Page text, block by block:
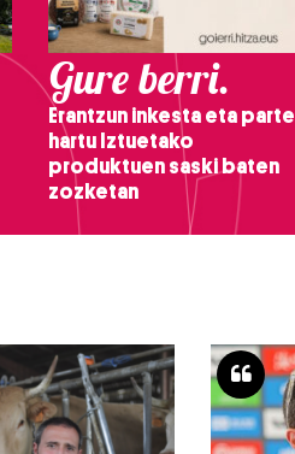
Gure berri.
Erantzun inkesta eta parte
hartu Iztuetako
produktuen saski baten
zozketan